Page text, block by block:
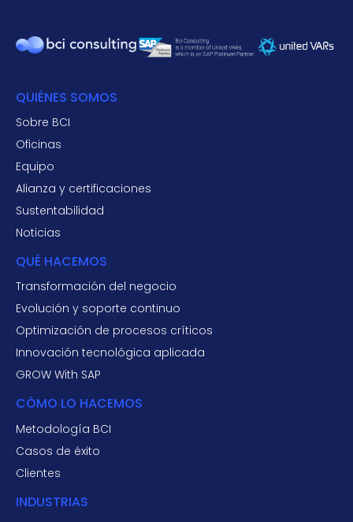
QUIÉNES SOMOS
Sobre BCI
Oficinas
Equipo
Alianza y certificaciones
Sustentabilidad
Noticias
QUÉ HACEMOS
Transformación del negocio
Evolución y soporte continuo
Optimización de procesos críticos
Innovación tecnológica aplicada
GROW With SAP
CÓMO LO HACEMOS
Metodología BCI
Casos de éxito
Clientes
INDUSTRIAS